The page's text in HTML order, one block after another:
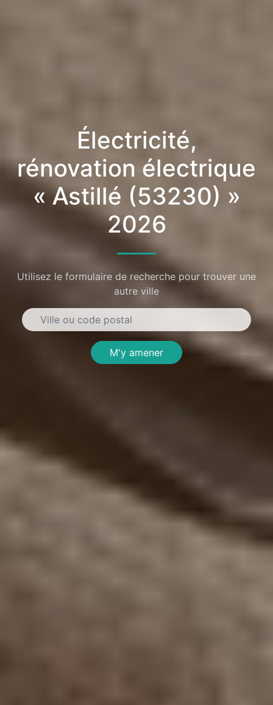
Électricité,
rénovation électrique
« Astillé (53230) »
2026
Utilisez le formulaire de recherche pour trouver une
autre ville
M'y amener